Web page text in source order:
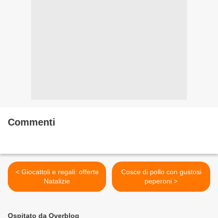
Commenti
< Giocattoli e regali: offerte
Natalizie
Cosce di pollo con gustosi
peperoni >
Ospitato da Overblog